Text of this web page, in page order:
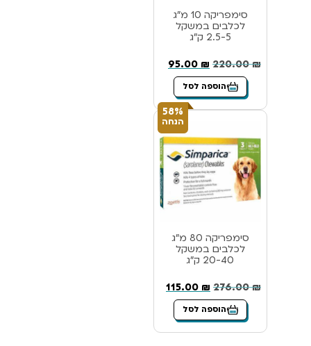
סימפריקה 10 מ”ג
לכלבים במשקל
2.5-5 ק”ג
220.00₪
95.00 ₪
הוספה לסל
58%
הנחה
סימפריקה 80 מ”ג
לכלבים במשקל
20-40 ק”ג
276.00₪
115.00 ₪
הוספה לסל